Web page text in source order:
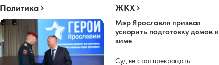
Политика ЖКХ
Мэр Ярославля призвал
ускорить подготовку домов к
зиме
Суд не стал прекращать